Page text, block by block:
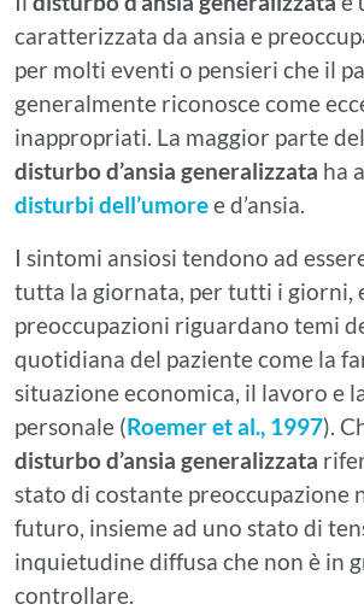
caratterizzata da ansia e
per molti eventi o pensieri che il
generalmente riconosce come
inappropriati. La maggior parte
disturbo d’ansia generalizzata ha
disturbi dell’umoree d’ansia.
I sintomi ansiosi tendono ad
tutta la giornata, per tutti i giorni,
preoccupazioni riguardano temi
quotidiana del paziente come la
situazione economica, il lavoro e
personale (Roemer et al., 1997).
disturbo d’ansia generalizzata
stato di costante preoccupazione
futuro, insieme ad uno stato di
inquietudine diffusa che non è in
controllare.